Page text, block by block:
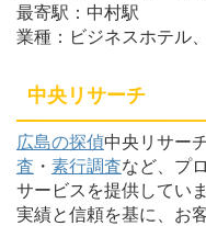
最寄駅：中村駅
業種：ビジネスホテル
中央リサーチ
広島の探偵中央リサー
査 ・ 素行調査など、プ
サービスを提供してい
実績と信頼を基に、お